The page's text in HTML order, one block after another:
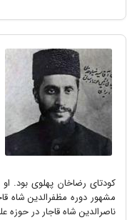
کودتای رضاخان پهلوی بود. او
مشهور دوره مظفرالدین شاه
ناصرالدین شاه قاجار در حوزه